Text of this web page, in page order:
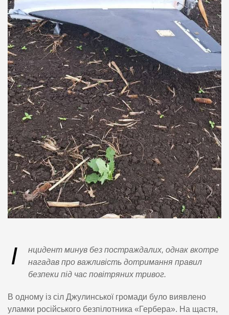
І
нцидент минув без постраждалих, однак вкотре
нагадав про важливість дотримання правил
безпеки під час повітряних тривог.
В одному із сіл Джулинської громади було виявлено
уламки російського безпілотника «Гербера». На щастя,